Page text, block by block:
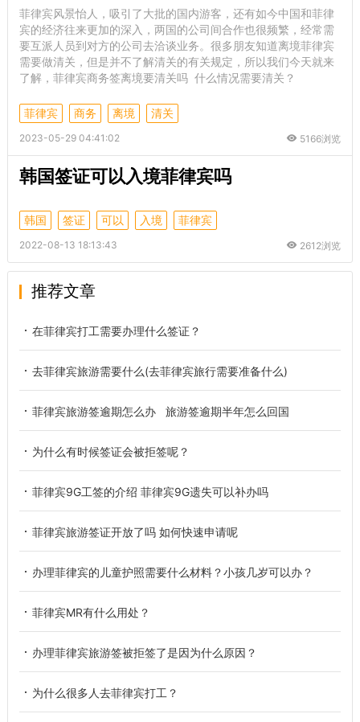
菲律宾风景怡人，吸引了大批的国内游客，还有如今中国和菲律
宾的经济往来更加的深入，两国的公司间合作也很频繁，经常需
要互派人员到对方的公司去洽谈业务。很多朋友知道离境菲律宾
需要做清关，但是并不了解清关的有关规定，所以我们今天就来
了解，菲律宾商务签离境要清关吗 什么情况需要清关？
菲律宾 商务 离境 清关
2023-05-29 04:41:02 5166浏览
韩国签证可以入境菲律宾吗
韩国 签证 可以 入境 菲律宾
2022-08-13 18:13:43 2612浏览
推荐文章
在菲律宾打工需要办理什么签证？
去菲律宾旅游需要什么(去菲律宾旅行需要准备什么)
菲律宾旅游签逾期怎么办 旅游签逾期半年怎么回国
为什么有时候签证会被拒签呢？
菲律宾9G工签的介绍 菲律宾9G遗失可以补办吗
菲律宾旅游签证开放了吗 如何快速申请呢
办理菲律宾的儿童护照需要什么材料？小孩几岁可以办？
菲律宾MR有什么用处？
办理菲律宾旅游签被拒签了是因为什么原因？
为什么很多人去菲律宾打工？